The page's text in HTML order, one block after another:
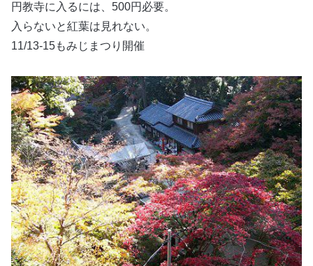
円教寺に入るには、500円必要。
入らないと紅葉は見れない。
11/13-15もみじまつり開催